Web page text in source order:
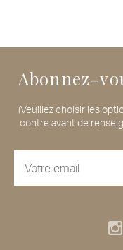
Abonnez-
(Veuillez choisir les
contre avant de